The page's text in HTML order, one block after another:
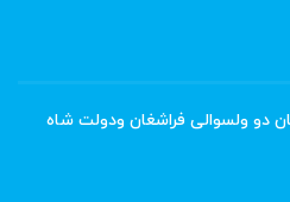
دو ولسوالی فراشغان ودولت شاه